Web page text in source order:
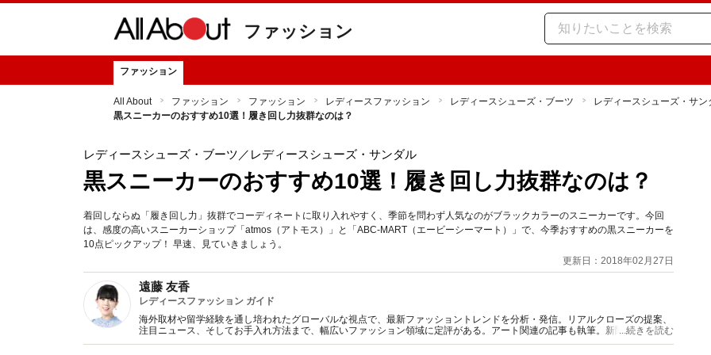
ファッション
ファッション
All About ファッション ファッション レディースファッション レディースシューズ・ブーツ
レディースシューズ・サン
黒スニーカーのおすすめ10選！履き回し力抜群なのは？
レディースシューズ・ブーツ ／レディースシューズ・サンダル
黒スニーカーのおすすめ10選！履き回し力抜群なのは？
着回しならぬ「履き回し力」抜群でコーディネートに取り入れやすく、季節を問わず人気なのがブラックカラーのスニーカーです。今回
は、感度の高いスニーカーショップ「atmos（アトモス）」と「ABC-MART（エービーシーマート）」で、今季おすすめの黒スニーカーを
10点ピックアップ！ 早速、見ていきましょう。
更新日：2018年02月27日
遠藤 友香
レディースファッション ガイド
海外取材や留学経験を通し培われたグローバルな視点で、最新ファッショントレンドを分析・発信。リアルクローズの提案、
注目ニュース、そしてお手入れ方法まで、幅広いファッション領域に定評がある。アート関連の記事も執筆。新聞、TV、ラ
ジオ、雑誌、WEB、スマホサイト等で活躍。
...続きを読む